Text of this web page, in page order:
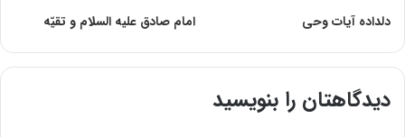
دلداده آیات وحی
امام صادق‏ عليه ‏السلام و تقيّه‏
دیدگاهتان را بنویسید